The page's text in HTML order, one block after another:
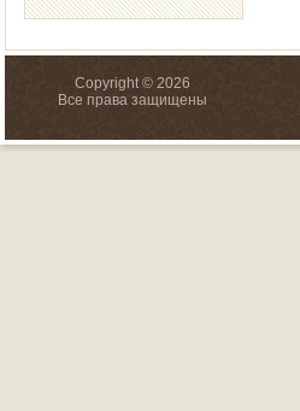
Copyright © 2026
Все права защищены